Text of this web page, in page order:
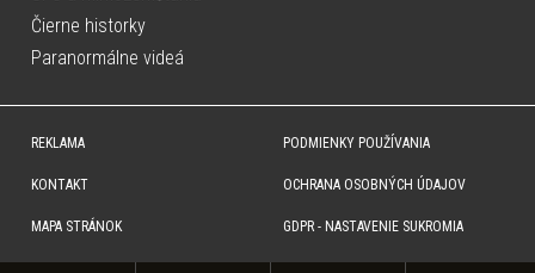
Čierne historky
Paranormálne videá
REKLAMA
KONTAKT
MAPA STRÁNOK
PODMIENKY POUŽÍVANIA
OCHRANA OSOBNÝCH ÚDAJOV
GDPR - NASTAVENIE SUKROMIA